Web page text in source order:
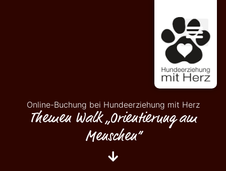
Online-Buchung bei Hundeerziehung mit Herz
Themen Walk „Orientierung am
Menschen“